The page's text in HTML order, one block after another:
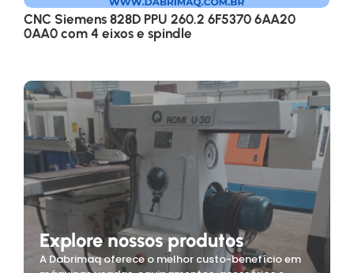
CNC Siemens 828D PPU 260.2 6F5370 6AA20
0AA0 com 4 eixos e spindle
Explore nossos produtos
A Dabrimaq oferece o melhor custo-benefício em